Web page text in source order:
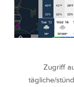
Zugriff
tägliche/